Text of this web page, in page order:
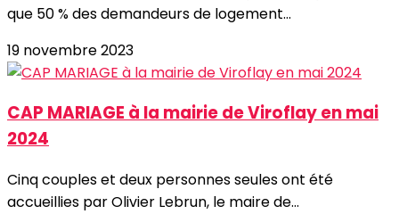
que 50 % des demandeurs de logement...
19 novembre 2023
CAP MARIAGE à la mairie de Viroflay en mai
2024
Cinq couples et deux personnes seules ont été
accueillies par Olivier Lebrun, le maire de...